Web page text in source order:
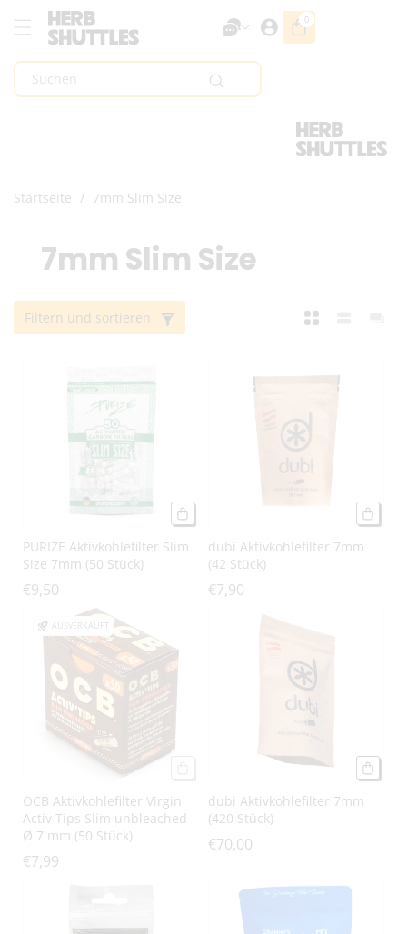
Springen
Suchen
0
0
Artikel
Startseite / 7mm Slim Size
K
a
t
e
:
7mm Slim Size
Filtern und sortieren
PURIZE Aktivkohlefilter Slim
Size 7mm (50 Stück)
€9,50
dubi Aktivkohlefilter 7mm
(42 Stück)
€7,90
AUSVERKAUFT
OCB Aktivkohlefilter Virgin
Activ Tips Slim unbleached
Ø 7 mm (50 Stück)
€7,99
dubi Aktivkohlefilter 7mm
(420 Stück)
€70,00